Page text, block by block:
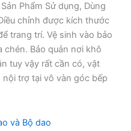
Phẩm Sử dụng, Dùng
chỉnh được kích thước
trang trí. Vệ sinh vào bảo
chén. Bảo quản nơi khô
tuy vậy rất cần có, vật
trợ tại vô vàn góc bếp
và Bộ dao